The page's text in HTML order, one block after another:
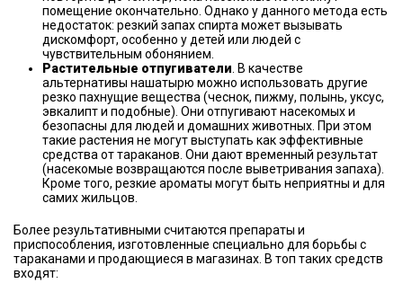
помещение окончательно. Однако у данного метода есть
недостаток: резкий запах спирта может вызывать
дискомфорт, особенно у детей или людей с
чувствительным обонянием.
Растительные отпугиватели . В качестве
альтернативы нашатырю можно использовать другие
резко пахнущие вещества (чеснок, пижму, полынь, уксус,
эвкалипт и подобные). Они отпугивают насекомых и
безопасны для людей и домашних животных. При этом
такие растения не могут выступать как эффективные
средства от тараканов. Они дают временный результат
(насекомые возвращаются после выветривания запаха).
Кроме того, резкие ароматы могут быть неприятны и для
самих жильцов.
Более результативными считаются препараты и
приспособления, изготовленные специально для борьбы с
тараканами и продающиеся в магазинах. В топ таких средств
входят: